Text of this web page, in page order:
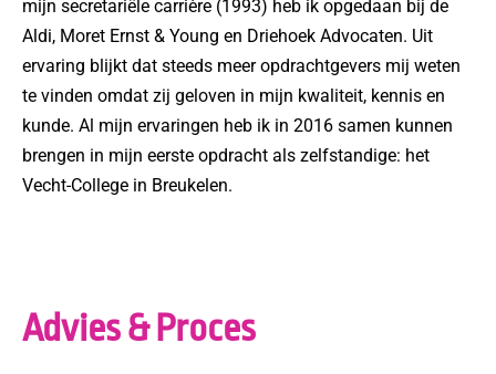
mijn secretariële carrière (1993) heb ik opgedaan bij de
Aldi, Moret Ernst & Young en Driehoek Advocaten. Uit
ervaring blijkt dat steeds meer opdrachtgevers mij weten
te vinden omdat zij geloven in mijn kwaliteit, kennis en
kunde. Al mijn ervaringen heb ik in 2016 samen kunnen
brengen in mijn eerste opdracht als zelfstandige: het
Vecht-College in Breukelen.
Advies & Proces